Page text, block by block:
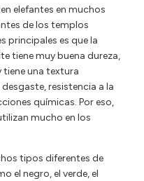
elefantes en muchos
de los templos
principales es que la
tiene muy buena dureza,
tiene una textura
resistencia a la
químicas. Por eso,
mucho en los
tipos diferentes de
el negro, el verde, el